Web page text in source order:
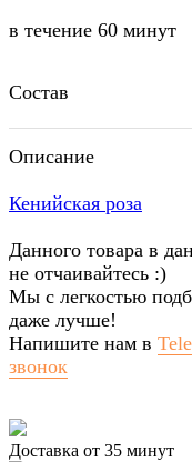
в течение 60 минут
Состав
Описание
Кенийская роза
Данного товара в
не отчаивайтесь :)
Мы с легкостью
даже лучше!
Напишите нам в
звонок
Доставка от 35 минут